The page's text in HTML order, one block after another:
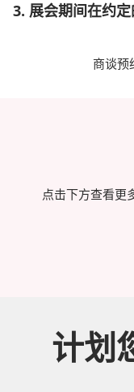
3. 展会期间在约
商谈预
点击下方查看更
计划